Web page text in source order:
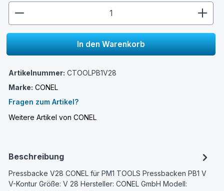
In den Warenkorb
Artikelnummer: CTOOLPB1V28
Marke: CONEL
Fragen zum Artikel?
Weitere Artikel von CONEL
Beschreibung
Pressbacke V28 CONEL für PM1 TOOLS Pressbacken PB1 V
V-Kontur Größe: V 28 Hersteller: CONEL GmbH Modell: